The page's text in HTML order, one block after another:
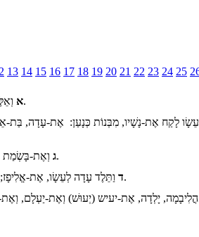
13 14 15 16 17 18 19 20 21 22 23 24 25
אוְאֵלֶּה תֹּלְדוֹת עֵשָׂו, הוּא אֱדוֹם.
לָקַח אֶת-נָשָׁיו, מִבְּנוֹת כְּנָעַן: אֶת-עָדָה, בַּת-
גוְאֶת-בָּשְׂמַת בַּת-יִשְׁמָעֵאל, אֲחוֹת נְבָיוֹת.
דוַתֵּלֶד עָדָה לְעֵשָׂו, אֶת-אֱלִיפָז; וּבָשְׂמַת, יָלְדָה אֶת-רְעוּאֵל.
יָלְדָה, אֶת-יעיש (יְעוּשׁ) וְאֶת-יַעְלָם,